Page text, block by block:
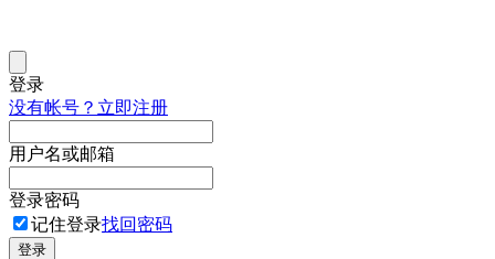
登录
没有帐号？立即注册
用户名或邮箱
登录密码
记住登录找回密码
登录